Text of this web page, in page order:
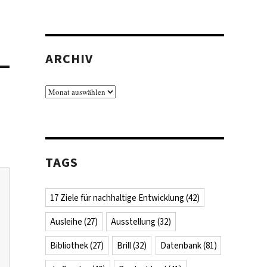
ARCHIV
Archiv
TAGS
17 Ziele für nachhaltige Entwicklung (42)
Ausleihe (27) Ausstellung (32)
Bibliothek(27) Brill(32) Datenbank(81)